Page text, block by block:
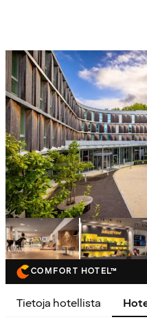
COMFORT HOTEL™
Tietoja hotellista